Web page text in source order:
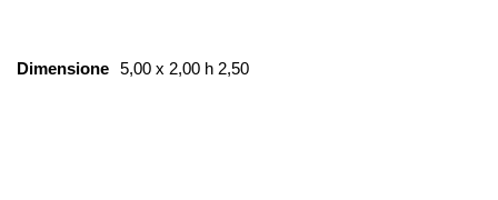
Dimensione 5,00 x 2,00 h 2,50